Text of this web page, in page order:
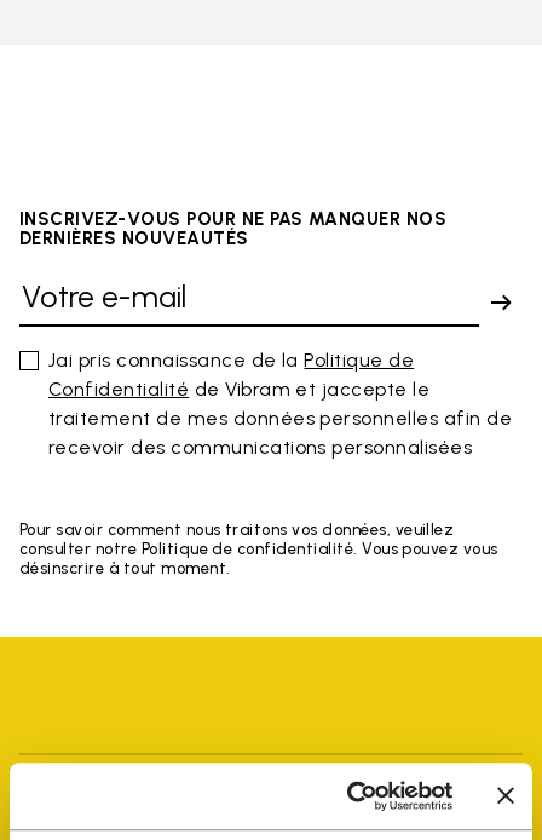
INSCRIVEZ-VOUS POUR NE PAS MANQUER NOS
DERNIÈRES NOUVEAUTÉS
Jai pris connaissance de laPolitique de
Confidentialité de Vibram et jaccepte le
traitement de mes données personnelles afin de
recevoir des communications personnalisées
Pour savoir comment nous traitons vos données, veuillez
consulter notre Politique de confidentialité. Vous pouvez vous
désinscrire à tout moment.